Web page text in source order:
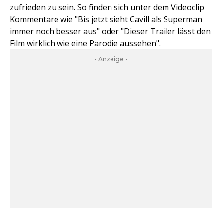
zufrieden zu sein. So finden sich unter dem Videoclip
Kommentare wie "Bis jetzt sieht Cavill als Superman
immer noch besser aus" oder "Dieser Trailer lässt den
Film wirklich wie eine Parodie aussehen".
- Anzeige -